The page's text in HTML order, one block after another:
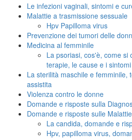
Le infezioni vaginali, sintomi e
Malattie a trasmissione sessuale
Hpv Papilloma virus
Prevenzione dei tumori delle
Medicina al femminile
La psoriasi, cos'è, come si
terapie, le cause e i sintomi
La sterilità maschile e femminile,
assistita
Violenza contro le donne
Domande e risposte sulla
Domande e risposte sulle
La candida, domande e
Hpv, papilloma virus,